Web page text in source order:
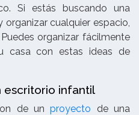
Si estás buscando una
cualquier espacio,
organizar fácilmente
casa con estas ideas de
escritorio infantil
de unproyecto de una